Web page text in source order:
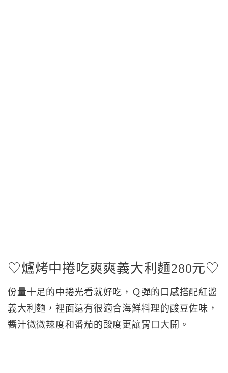
♡爐烤中捲吃爽爽義大利麵280元♡
份量十足的中捲光看就好吃，Ｑ彈的口感搭配紅醬
義大利麵，裡面還有很適合海鮮料理的酸豆佐味，
醬汁微微辣度和番茄的酸度更讓胃口大開。